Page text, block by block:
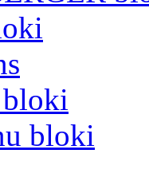
bloki
bloki